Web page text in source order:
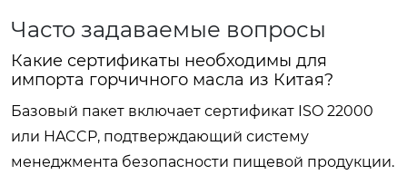
Часто задаваемые вопросы
Какие сертификаты необходимы для
импорта горчичного масла из Китая?
Базовый пакет включает сертификат ISO 22000
или HACCP, подтверждающий систему
менеджмента безопасности пищевой продукции.